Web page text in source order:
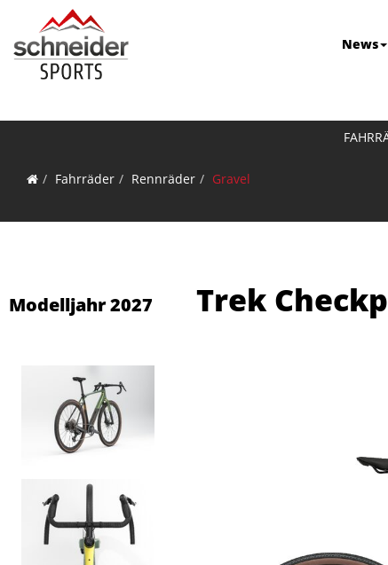
News
Fahrräder Rennräder Gravel
Modelljahr 2027 Trek